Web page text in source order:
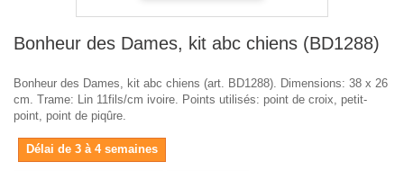
Bonheur des Dames, kit abc chiens (BD1288)
Bonheur des Dames, kit abc chiens (art. BD1288). Dimensions: 38 x 26
cm. Trame: Lin 11fils/cm ivoire. Points utilisés: point de croix, petit-
point, point de piqûre.
Délai de 3 à 4 semaines